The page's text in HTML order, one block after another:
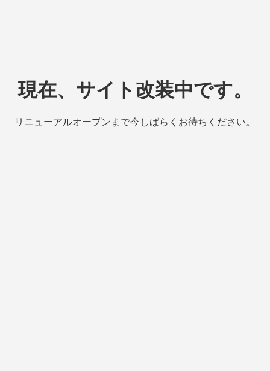
現在、サイト改装中です。
リニューアルオープンまで今しばらくお待ちください。